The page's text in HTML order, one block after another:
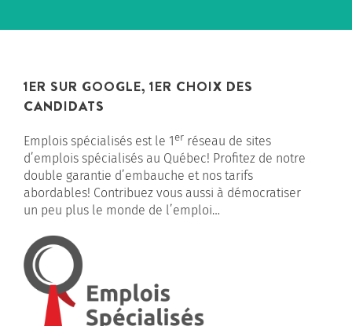
1ER SUR GOOGLE, 1ER CHOIX DES
CANDIDATS
Emplois spécialisés est le 1er réseau de sites
d’emplois spécialisés au Québec! Profitez de notre
double garantie d’embauche et nos tarifs
abordables! Contribuez vous aussi à démocratiser
un peu plus le monde de l’emploi…